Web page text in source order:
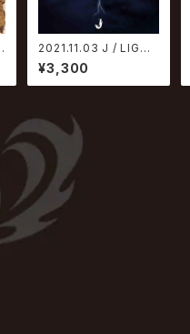
2021.11.03 J / LIGHT
NING【CD ONLY盤】
¥3,300